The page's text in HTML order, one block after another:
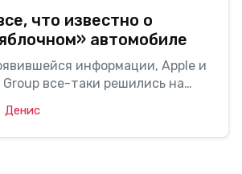
что известно о
автомобиле
информации, Apple и
все-таки решились на
о сотрудничестве по
«яблочных»
Денис